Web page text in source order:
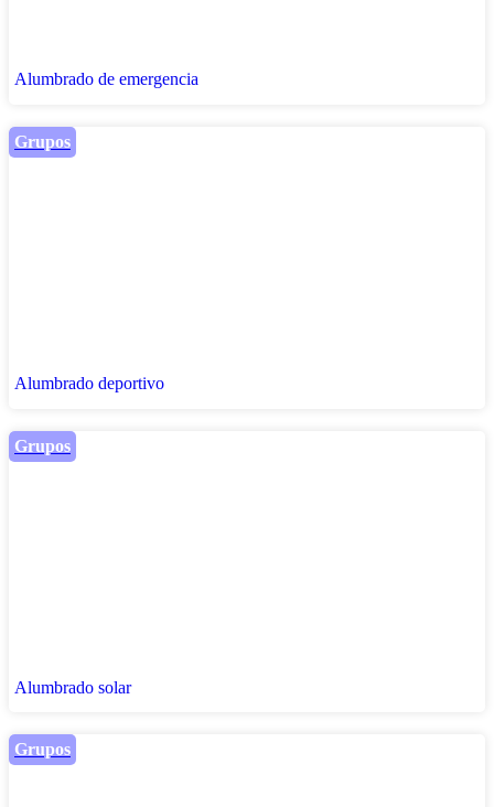
Alumbrado de emergencia
Grupos
Alumbrado deportivo
Grupos
Alumbrado solar
Grupos